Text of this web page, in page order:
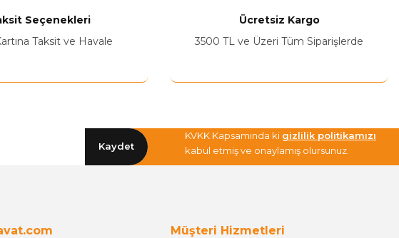
Seçenekleri
Taksit ve Havale
Ücretsiz Kargo
3500 TL ve Üzeri Tüm Siparişlerde
Kaydet
KVKK Kapsamında ki gizlilik politikamızı
kabul etmiş ve onaylamış olursunuz.
Müşteri Hizmetleri